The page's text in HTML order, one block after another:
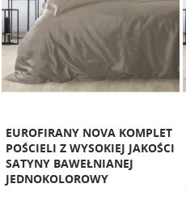
EUROFIRANY NOVA KOMPLET
POŚCIELI Z WYSOKIEJ JAKOŚCI
SATYNY BAWEŁNIANEJ
JEDNOKOLOROWY